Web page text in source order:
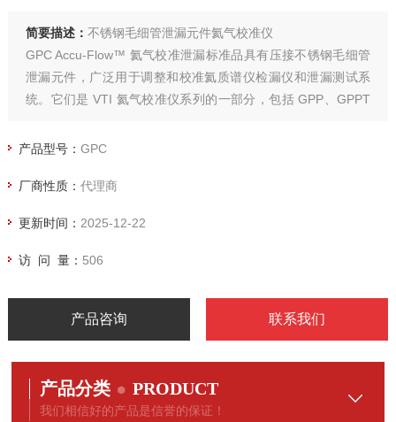
简要描述： 不锈钢毛细管泄漏元件氦气校准仪
GPC Accu-Flow™ 氦气校准泄漏标准品具有压接不锈钢毛细管
泄漏元件，广泛用于调整和校准氦质谱仪检漏仪和泄漏测试系
统。它们是 VTI 氦气校准仪系列的一部分，包括 GPP、GPPT
大的各种泄漏率。VTI 的专家总是渴望帮助您为您的应用选择最
产品型号： GPC
厂商性质： 代理商
更新时间： 2025-12-22
访 问 量： 506
产品咨询 联系我们
产品分类 PRODUCT
我们相信好的产品是信誉的保证！